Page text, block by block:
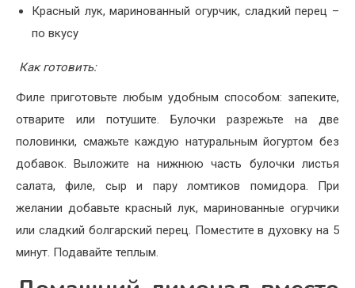
Красный лук, маринованный огурчик, сладкий перец –
по вкусу
Как готовить:
Филе приготовьте любым удобным способом: запеките,
отварите или потушите. Булочки разрежьте на две
половинки, смажьте каждую натуральным йогуртом без
добавок. Выложите на нижнюю часть булочки листья
салата, филе, сыр и пару ломтиков помидора. При
желании добавьте красный лук, маринованные огурчики
или сладкий болгарский перец. Поместите в духовку на 5
минут. Подавайте теплым.